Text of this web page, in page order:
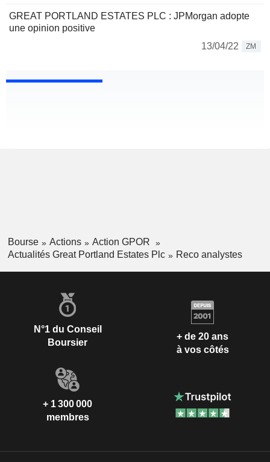
GREAT PORTLAND ESTATES PLC : JPMorgan adopte
une opinion positive
13/04/22
ZM
Bourse Actions
Action GPOR
Actualités Great Portland Estates Plc
Reco analystes
N°1 du Conseil
Boursier
+ de 20 ans
à vos côtés
+ 1 300 000
membres